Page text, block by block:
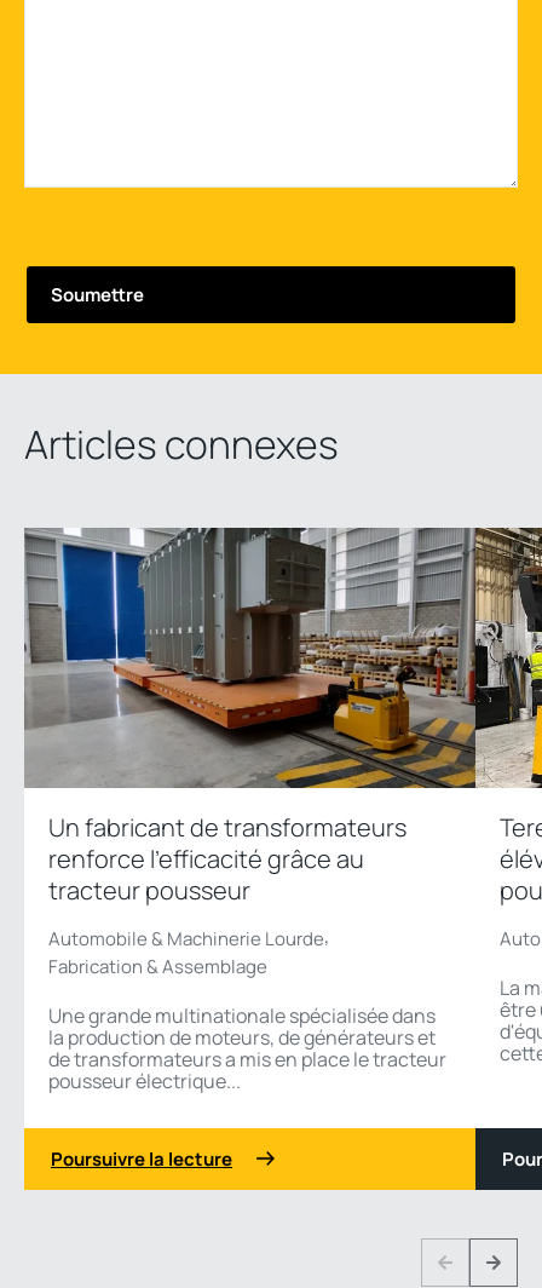
Articles connexes
Un fabricant de transformateurs
renforce l'efficacité grâce au
tracteur pousseur
Automobile & Machinerie Lourde,
Fabrication & Assemblage
Une grande multinationale spécialisée dans
la production de moteurs, de générateurs et
de transformateurs a mis en place le tracteur
pousseur électrique...
Poursuivre la lecture
La
être
PreviousNext